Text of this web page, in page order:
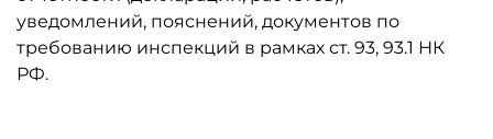
уведомлений, пояснений, документов по
требованию инспекций в рамках ст. 93, 93.1 НК
РФ.